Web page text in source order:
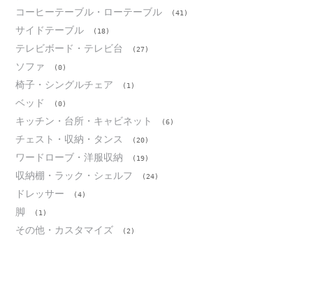
コーヒーテーブル・ローテーブル (41)
サイドテーブル (18)
テレビボード・テレビ台 (27)
ソファ (0)
椅子・シングルチェア (1)
ベッド (0)
キッチン・台所・キャビネット (6)
チェスト・収納・タンス (20)
ワードローブ・洋服収納 (19)
収納棚・ラック・シェルフ (24)
ドレッサー (4)
脚 (1)
その他・カスタマイズ (2)